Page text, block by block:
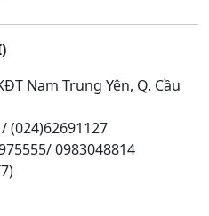
Nam Trung Yên, Q. Cầu
(024)62691127
0983048814